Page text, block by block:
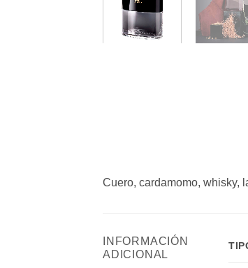
Cuero, cardamomo, whisky,
INFORMACIÓN
ADICIONAL